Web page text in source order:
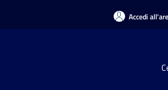
Accedi